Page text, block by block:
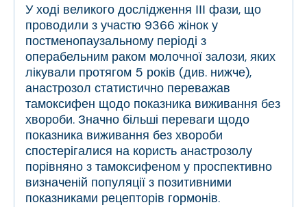
У ході великого дослідження ІІІ фази, що
проводили з участю 9366 жінок у
постменопаузальному періоді з
операбельним раком молочної залози, яких
лікували протягом 5 років (див. нижче),
анастрозол статистично переважав
тамоксифен щодо показника виживання без
хвороби. Значно більші переваги щодо
показника виживання без хвороби
спостерігалися на користь анастрозолу
порівняно з тамоксифеном у проспективно
визначеній популяції з позитивними
показниками рецепторів гормонів.